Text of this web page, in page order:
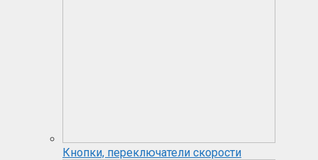
Кнопки, переключатели скорости